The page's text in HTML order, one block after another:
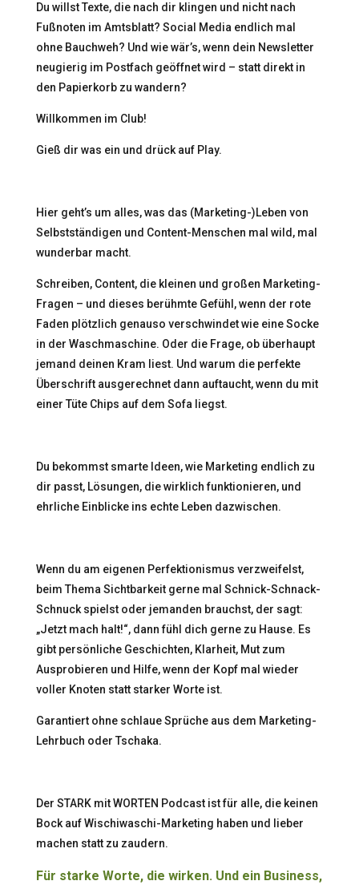
Du willst Texte, die nach dir klingen und nicht nach
Fußnoten im Amtsblatt? Social Media endlich mal
ohne Bauchweh? Und wie wär’s, wenn dein Newsletter
neugierig im Postfach geöffnet wird – statt direkt in
den Papierkorb zu wandern?
Willkommen im Club!
Gieß dir was ein und drück auf Play.
Hier geht’s um alles, was das (Marketing-)Leben von
Selbstständigen und Content-Menschen mal wild, mal
wunderbar macht.
Schreiben, Content, die kleinen und großen Marketing-
Fragen – und dieses berühmte Gefühl, wenn der rote
Faden plötzlich genauso verschwindet wie eine Socke
in der Waschmaschine. Oder die Frage, ob überhaupt
jemand deinen Kram liest. Und warum die perfekte
Überschrift ausgerechnet dann auftaucht, wenn du mit
einer Tüte Chips auf dem Sofa liegst.
Du bekommst smarte Ideen, wie Marketing endlich zu
dir passt, Lösungen, die wirklich funktionieren, und
ehrliche Einblicke ins echte Leben dazwischen.
Wenn du am eigenen Perfektionismus verzweifelst,
beim Thema Sichtbarkeit gerne mal Schnick-Schnack-
Schnuck spielst oder jemanden brauchst, der sagt:
„Jetzt mach halt!“, dann fühl dich gerne zu Hause. Es
gibt persönliche Geschichten, Klarheit, Mut zum
Ausprobieren und Hilfe, wenn der Kopf mal wieder
voller Knoten statt starker Worte ist.
Garantiert ohne schlaue Sprüche aus dem Marketing-
Lehrbuch oder Tschaka.
Der STARK mit WORTEN Podcast ist für alle, die keinen
Bock auf Wischiwaschi-Marketing haben und lieber
machen statt zu zaudern.
Für starke Worte, die wirken. Und ein Business,